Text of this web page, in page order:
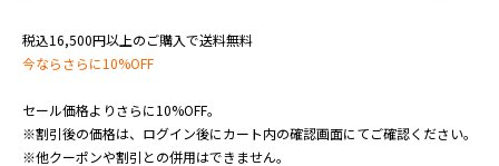
税込16,500円以上のご購入で送料無料
今ならさらに10%OFF
セール価格よりさらに10%OFF。
※割引後の価格は、ログイン後にカート内の確認画面にてご確認ください。
※他クーポンや割引との併用はできません。